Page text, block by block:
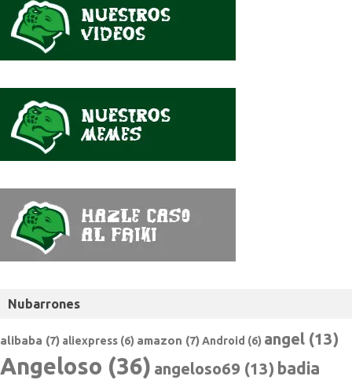
dijo
Nubarrones
alibaba (7) aliexpress (6) amazon (7)Android (6) angel (13)
Angeloso (36) angeloso69 (13) badia